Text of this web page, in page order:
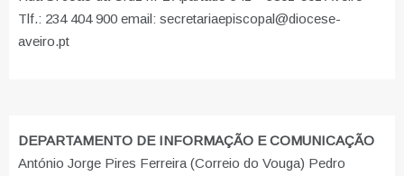
Tlf.: 234 404 900 email: secretariaepiscopal@diocese-
aveiro.pt
DEPARTAMENTO DE INFORMAÇÃO E COMUNICAÇÃO
António Jorge Pires Ferreira (Correio do Vouga) Pedro